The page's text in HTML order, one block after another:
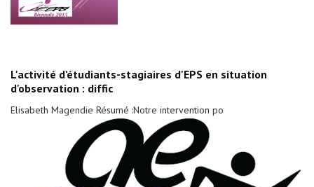
L'activité d'étudiants-stagiaires d'EPS en situation
d'observation : diffic
Elisabeth Magendie Résumé :Notre intervention po